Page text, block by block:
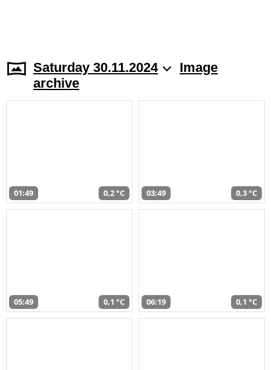
Saturday 30.11.2024
Image
archive
01:49 0,2 °C 03:49 0,3 °C
05:49 0,1 °C 06:19 0,1 °C